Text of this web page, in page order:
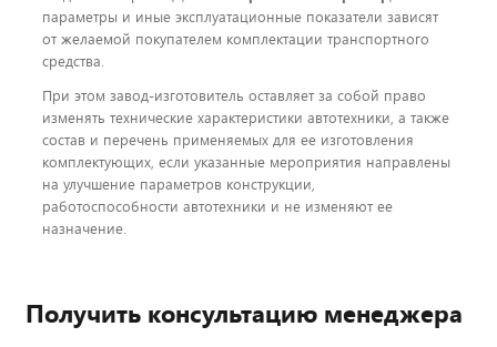
параметры и иные эксплуатационные показатели зависят
от желаемой покупателем комплектации транспортного
средства.
При этом завод-изготовитель оставляет за собой право
изменять технические характеристики автотехники, а также
состав и перечень применяемых для ее изготовления
комплектующих, если указанные мероприятия направлены
на улучшение параметров конструкции,
работоспособности автотехники и не изменяют ее
назначение.
Получить консультацию менеджера